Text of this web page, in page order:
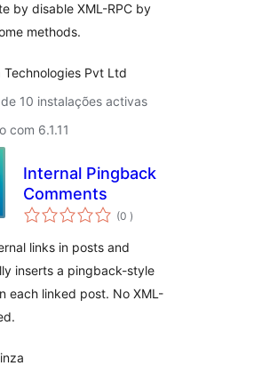
by disable XML-RPC by
methods.
Technologies Pvt Ltd
10 instalações activas
com 6.1.11
Internal Pingback
Comments
(0 classificações
)
links in posts and
inserts a pingback-style
each linked post. No XML-